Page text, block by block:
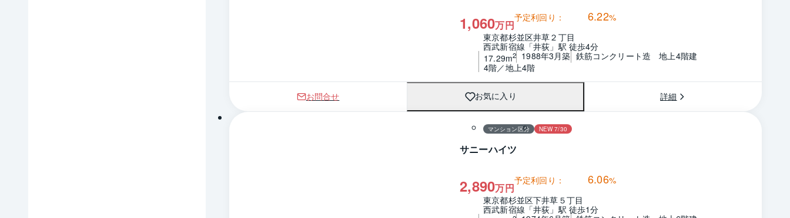
1,060万円
予定利回り： 6.22%
東京都杉並区井草２丁目
西武新宿線「井荻」駅 徒歩4分
17.29m2 1988年3月築 鉄筋コンクリート造　地上4階建
4階／地上4階
お問合せ お気に入り 詳細
マンション区分 NEW 7/30
サニーハイツ
2,890万円
予定利回り： 6.06%
東京都杉並区下井草５丁目
西武新宿線「井荻」駅 徒歩1分